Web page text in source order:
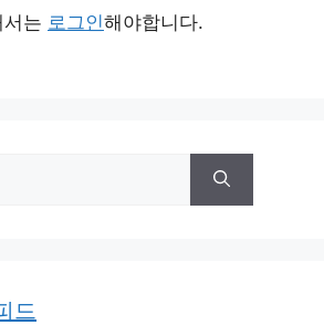
는 로그인해야합니다.
드